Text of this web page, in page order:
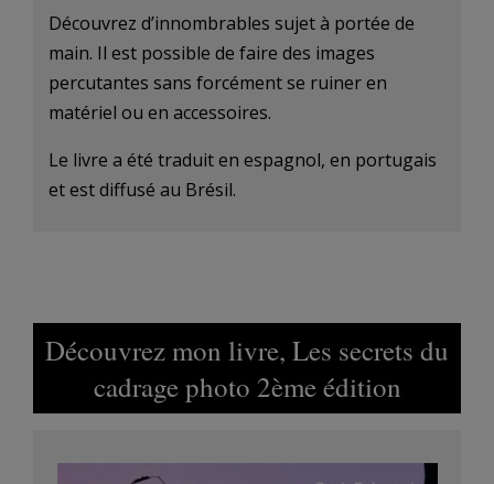
Découvrez d’innombrables sujet à portée de
main. Il est possible de faire des images
percutantes sans forcément se ruiner en
matériel ou en accessoires.
Le livre a été traduit en espagnol, en portugais
et est diffusé au Brésil.
Découvrez mon livre, Les secrets du
cadrage photo 2ème édition